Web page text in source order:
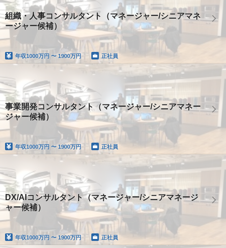
組織・人事コンサルタント（マネージャー/シニアマネ
ージャー候補）
年収1000万円 〜 1900万円 正社員
事業開発コンサルタント（マネージャー/シニアマネー
ジャー候補）
年収1000万円 〜 1900万円 正社員
DX/AIコンサルタント（マネージャー/シニアマネージ
ャー候補）
年収1000万円 〜 1900万円 正社員